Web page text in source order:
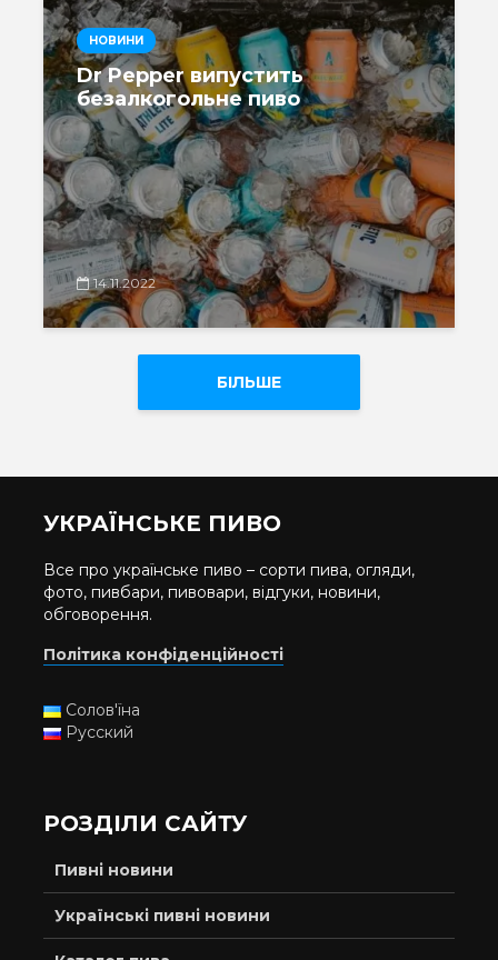
НОВИНИ
Dr Pepper випустить
безалкогольне пиво
14.11.2022
БІЛЬШЕ
УКРАЇНСЬКЕ ПИВО
Все про українське пиво – сорти пива, огляди,
фото, пивбари, пивовари, відгуки, новини,
обговорення.
Політика конфіденційності
Солов'їна
Русский
РОЗДІЛИ САЙТУ
Пивні новини
Українські пивні новини